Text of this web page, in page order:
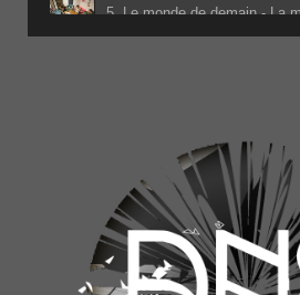
8. Apérophonie 4ème G - La